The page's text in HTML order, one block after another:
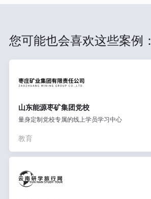
您可能也会喜欢这些案例：
山东能源枣矿集团党校
量身定制党校专属的线上学员学习中心
教育